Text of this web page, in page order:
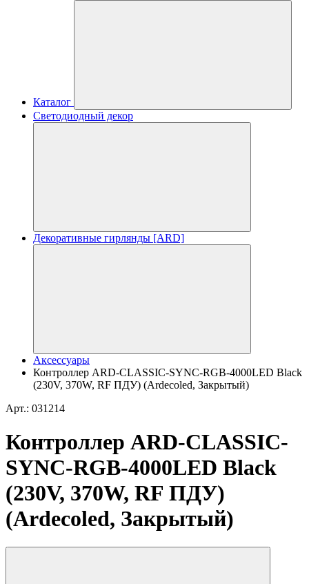
Каталог
Светодиодный декор
Декоративные гирлянды [ARD]
Аксессуары
Контроллер ARD-CLASSIC-SYNC-RGB-4000LED Black
(230V, 370W, RF ПДУ) (Ardecoled, Закрытый)
Арт.: 031214
Контроллер ARD-CLASSIC-
SYNC-RGB-4000LED Black
(230V, 370W, RF ПДУ)
(Ardecoled, Закрытый)